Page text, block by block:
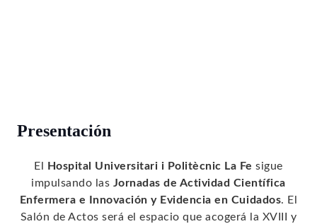
Presentación
El Hospital Universitari i Politècnic La Fe sigue
impulsando las Jornadas de Actividad Científica
Enfermera e Innovación y Evidencia en Cuidados. El
Salón de Actos será el espacio que acogerá la XVIII y